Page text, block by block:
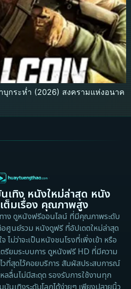
บุกระห่ำ (2026) สงครามแห่งอนาค
เทิง หนังใหม่ล่าสุด หนัง
ต็มเรื่อง คุณภาพสูง
าง ดูหนังฟรีออนไลน์ ที่มีคุณภาพระดับ
อศูนย์รวม หนังดูฟรี ที่อัปเดตใหม่ล่าสุด
ม่ว่าจะเป็นหนังชนโรงที่เพิ่งเข้า หรือ
ตรียมระบบการ ดูหนังฟรี HD ที่มีความ
วที่สุดไว้คอยบริการ สัมผัสประสบการณ์
ลลื่นไม่มีสะดุด รองรับการใช้งานทุก